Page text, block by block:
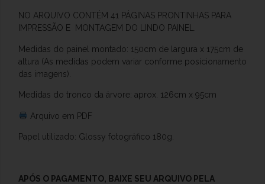
NO ARQUIVO CONTÉM 41 PÁGINAS PRONTINHAS PARA
IMPRESSÃO E MONTAGEM DO LINDO PAINEL.
Medidas do painel montado: 150cm de largura x 175cm de
altura (As medidas podem variar conforme posicionamento
das imagens).
Medidas do tronco da árvore: aprox. 126cm x 95cm
Arquivo em PDF
Papel utilizado: Glossy fotográfico 180g.
APÓS O PAGAMENTO, BAIXE SEU ARQUIVO PELA